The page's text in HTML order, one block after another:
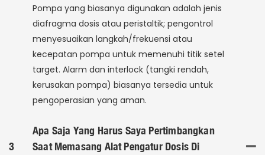
Pompa yang biasanya digunakan adalah jenis
diafragma dosis atau peristaltik; pengontrol
menyesuaikan langkah/frekuensi atau
kecepatan pompa untuk memenuhi titik setel
target. Alarm dan interlock (tangki rendah,
kerusakan pompa) biasanya tersedia untuk
pengoperasian yang aman.
3
Apa Saja Yang Harus Saya Pertimbangkan
Saat Memasang Alat Pengatur Dosis Di